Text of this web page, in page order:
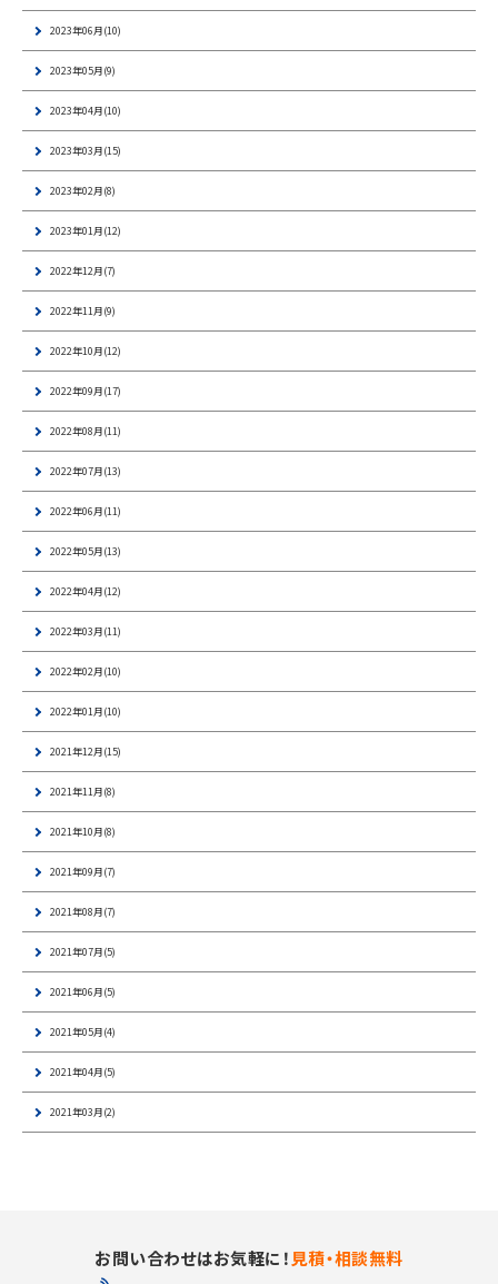
2023年06月(10)
2023年05月(9)
2023年04月(10)
2023年03月(15)
2023年02月(8)
2023年01月(12)
2022年12月(7)
2022年11月(9)
2022年10月(12)
2022年09月(17)
2022年08月(11)
2022年07月(13)
2022年06月(11)
2022年05月(13)
2022年04月(12)
2022年03月(11)
2022年02月(10)
2022年01月(10)
2021年12月(15)
2021年11月(8)
2021年10月(8)
2021年09月(7)
2021年08月(7)
2021年07月(5)
2021年06月(5)
2021年05月(4)
2021年04月(5)
2021年03月(2)
お問い合わせはお気軽に！ 見積・相談無料